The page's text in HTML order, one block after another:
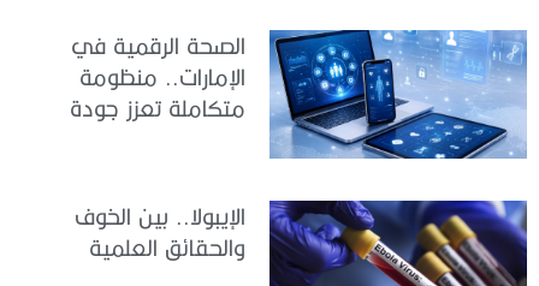
الصحة الرقمية في
الإمارات.. منظومة
متكاملة تعزز جودة
الإيبولا.. بين الخوف
والحقائق العلمية